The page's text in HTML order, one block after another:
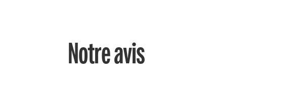
Notre avis